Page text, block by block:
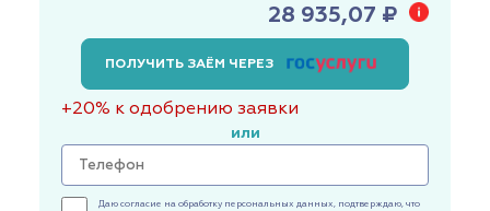
28 935,07 ₽
ПОЛУЧИТЬ ЗАЁМ ЧЕРЕЗ
+20% к одобрению заявки
или
Даю согласие на обработку персональных данных, подтверждаю, что